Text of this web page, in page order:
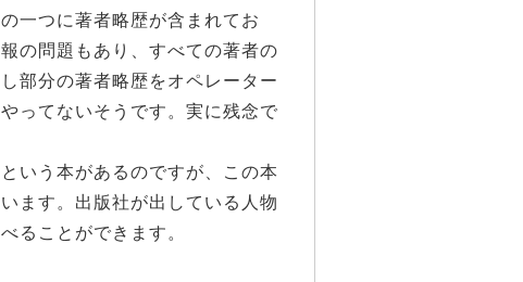
一つに著者略歴が含まれてお
の問題もあり、すべての著者の
部分の著者略歴をオペレーター
ってないそうです。実に残念で
いう本があるのですが、この本
ます。出版社が出している人物
ることができます。